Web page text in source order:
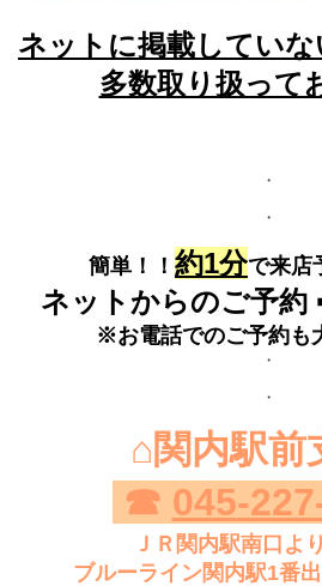
ネットに掲載していな
多数取り扱って
・
・
簡単！！ 約1分で来店
ネットからのご予約
※お電話でのご予約も
・
・
⌂関内駅前
☎ 045-
ＪＲ関内駅南口よ
ブルーライン関内駅1番